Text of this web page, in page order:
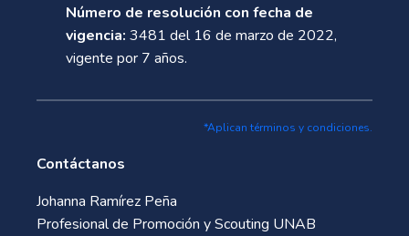
Número de resolución con fecha de
vigencia: 3481 del 16 de marzo de 2022,
vigente por 7 años.
*Aplican términos y condiciones.
Contáctanos
Johanna Ramírez Peña
Profesional de Promoción y Scouting UNAB